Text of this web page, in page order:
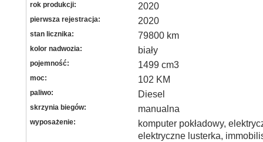
rok produkcji: 2020
pierwsza rejestracja: 2020
stan licznika: 79800 km
kolor nadwozia: biały
pojemność: 1499 cm3
moc: 102 KM
paliwo: Diesel
skrzynia biegów: manualna
wyposażenie:
komputer pokładowy,
elektryczne lusterka,